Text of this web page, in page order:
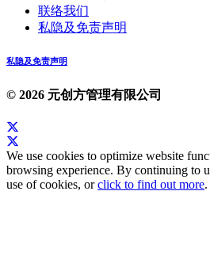
联络我们
私隐及免责声明
私隐及免责声明
© 2026 元创方管理有限公司
We use cookies to optimize website
browsing experience. By continuing to
use of cookies, orclick to find out more.